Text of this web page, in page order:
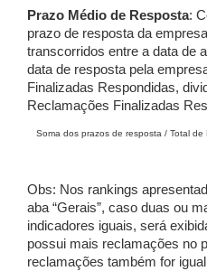
Prazo Médio de Resposta:
prazo de resposta da
transcorridos entre a data de
data de resposta pela
Finalizadas Respondidas,
Reclamações Finalizadas
Soma dos prazos de resposta / Total
Obs: Nos rankings
aba “Gerais”, caso duas ou
indicadores iguais, será
possui mais reclamações no
reclamações também for